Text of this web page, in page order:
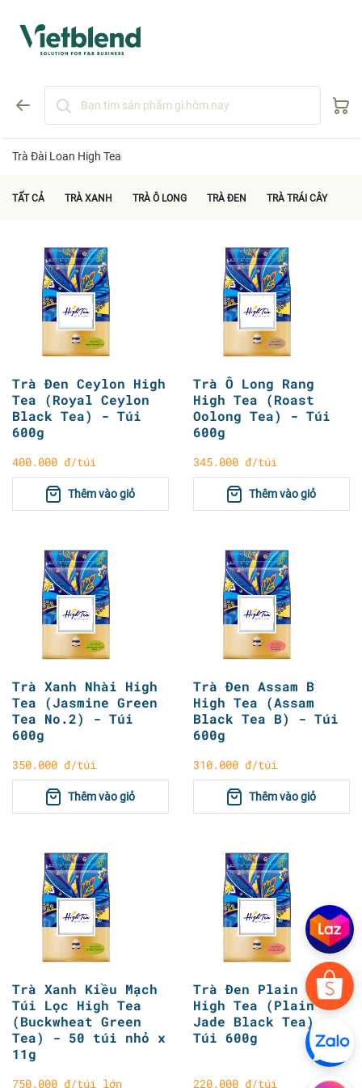
Trà Đài Loan High Tea
TẤT CẢ TRÀ XANH TRÀ Ô LONG TRÀ ĐEN TRÀ TRÁI CÂY
Trà Đen Ceylon High
Tea (Royal Ceylon
Black Tea) - Túi
600g
400.000 đ/túi
Thêm vào giỏ
Trà Ô Long Rang
High Tea (Roast
Oolong Tea) - Túi
600g
345.000 đ/túi
Thêm vào giỏ
Trà Xanh Nhài High
Tea (Jasmine Green
Tea No.2) - Túi
600g
350.000 đ/túi
Thêm vào giỏ
Trà Đen Assam B
High Tea (Assam
Black Tea B) - Túi
600g
310.000 đ/túi
Thêm vào giỏ
Trà Xanh Kiều Mạch
Túi Lọc High Tea
(Buckwheat Green
Tea) - 50 túi nhỏ x
11g
750.000 đ/túi lớn
Trà Đen Plain Jade
High Tea (Plain
Jade Black Tea) -
Túi 600g
220.000 đ/túi